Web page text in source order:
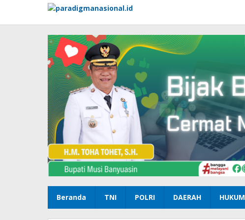
konten
Beranda TNI POLRI DAERAH HUKUM